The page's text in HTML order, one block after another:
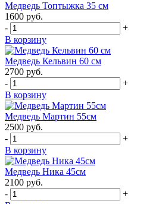
Медведь Топтыжка 35 см
1600 руб.
-
+
В корзину
Медведь Кельвин 60 см
2700 руб.
-
+
В корзину
Медведь Мартин 55см
2500 руб.
-
+
В корзину
Медведь Ника 45см
2100 руб.
-
+